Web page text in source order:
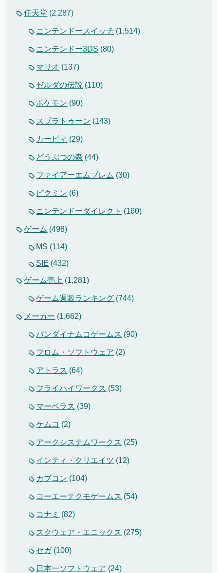
任天堂 (2,287)
ニンテンドースイッチ (1,514)
ニンテンドー3DS (80)
マリオ (137)
ゼルダの伝説 (110)
ポケモン (90)
スプラトゥーン (143)
カービィ (29)
どうぶつの森 (44)
ファイアーエムブレム (30)
ピクミン (6)
ニンテンドーダイレクト (160)
ゲーム (498)
MS (114)
SIE (432)
ゲーム売上 (1,281)
ゲーム週販ランキング (744)
メーカー (1,662)
バンダイナムコゲームス (90)
フロム・ソフトウェア (2)
アトラス (64)
フライハイワークス (53)
マーベラス (39)
ケムコ (2)
アークシステムワークス (25)
インティ・クリエイツ (12)
カプコン (104)
コーエーテクモゲームス (54)
コナミ (82)
スクウェア・エニックス (275)
セガ(100)
日本一ソフトウェア (24)